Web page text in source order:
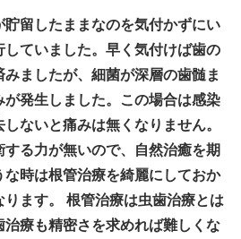
留したままなのを気付かずにい
ていました。早く気付けば歯の
ましたが、細菌が深層の歯髄ま
発生しました。この場合は感染
ないと痛みは無くなりません。
る力が無いので、自然治癒を期
時は根管治療を綺麗にしておか
ます。 根管治療は虫歯治療とは
治療も精密さを求めれば難しくな